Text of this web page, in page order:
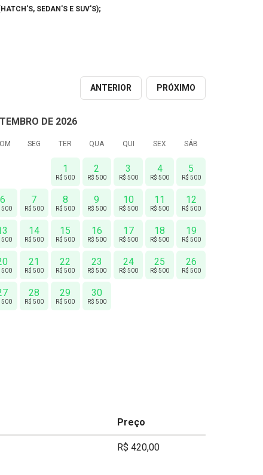
SEDAN'S E SUV'S);
ANTERIOR PRÓXIMO
DE 2026
SEG TER QUA QUI SEX SÁB
1
R$ 500
2
R$ 500
3
R$ 500
4
R$ 500
5
R$ 500
6
500
7
R$ 500
8
R$ 500
9
R$ 500
10
R$ 500
11
R$ 500
12
R$ 500
500
14
R$ 500
15
R$ 500
16
R$ 500
17
R$ 500
18
R$ 500
19
R$ 500
500
21
R$ 500
22
R$ 500
23
R$ 500
24
R$ 500
25
R$ 500
26
R$ 500
500
28
R$ 500
29
R$ 500
30
R$ 500
Preço
R$ 420,00